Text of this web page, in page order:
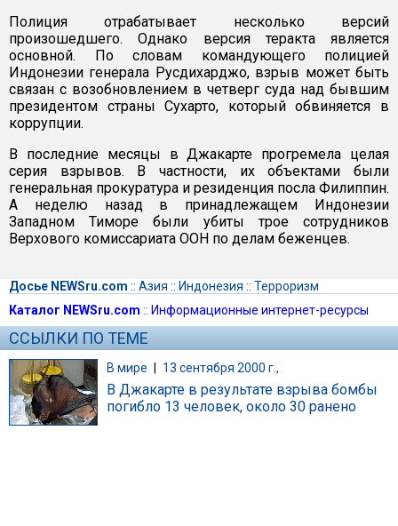
Полиция отрабатывает несколько версий
произошедшего. Однако версия теракта является
основной. По словам командующего полицией
Индонезии генерала Русдихарджо, взрыв может быть
связан с возобновлением в четверг суда над бывшим
президентом страны Сухарто, который обвиняется в
коррупции.
В последние месяцы в Джакарте прогремела целая
серия взрывов. В частности, их объектами были
генеральная прокуратура и резиденция посла Филиппин.
А неделю назад в принадлежащем Индонезии
Западном Тиморе были убиты трое сотрудников
Верхового комиссариата ООН по делам беженцев.
Досье NEWSru.com :: Азия :: Индонезия :: Терроризм
Каталог NEWSru.com :: Информационные интернет-ресурсы
ССЫЛКИ ПО ТЕМЕ
В мире | 13 сентября 2000 г.,
В Джакарте в результате взрыва бомбы
погибло 13 человек, около 30 ранено